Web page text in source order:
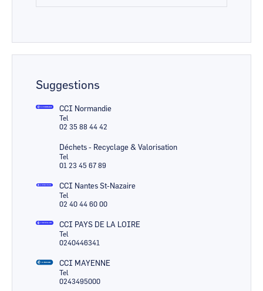
Suggestions
CCI Normandie
Tel
02 35 88 44 42
Déchets - Recyclage & Valorisation
Tel
01 23 45 67 89
CCI Nantes St-Nazaire
Tel
02 40 44 60 00
CCI PAYS DE LA LOIRE
Tel
0240446341
CCI MAYENNE
Tel
0243495000